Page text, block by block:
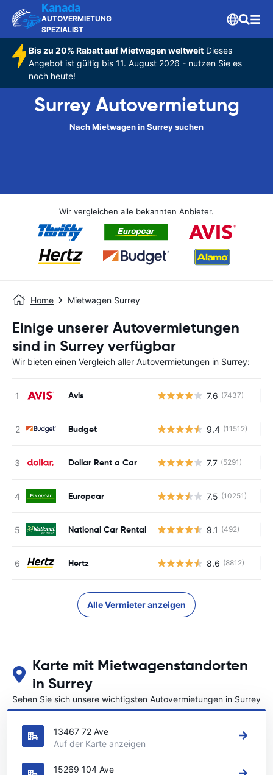
Kanada
AUTOVERMIETUNG
SPEZIALIST
Bis zu 20% Rabatt auf Mietwagen weltweitDieses
Angebot ist gültig bis 11. August 2026 - nutzen Sie es
noch heute!
Surrey Autovermietung
Nach Mietwagen in Surrey suchen
Wir vergleichen alle bekannten Anbieter.
Home Mietwagen Surrey
Einige unserer Autovermietungen
sind in Surrey verfügbar
Wir bieten einen Vergleich aller Autovermietungen in Surrey:
Avis 7.6 (7437)
Budget 9.4 (11512)
Dollar Rent a Car 7.7 (5291)
Europcar 7.5 (10251)
National Car Rental 9.1 (492)
Hertz 8.6 (8812)
Alle Vermieter anzeigen
Karte mit Mietwagenstandorten
in Surrey
Sehen Sie sich unsere wichtigsten Autovermietungen in Surrey
an
13467 72 Ave
Auf der Karte anzeigen
15269 104 Ave